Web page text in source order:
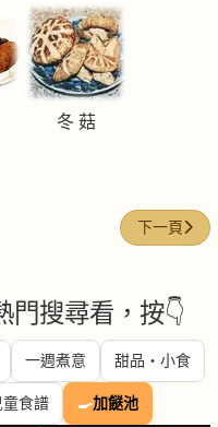
冬 菇
下一篇文章
下一頁
門搜尋看，按👇
一週煮意 甜品・小食
童食譜 🍳加餸池